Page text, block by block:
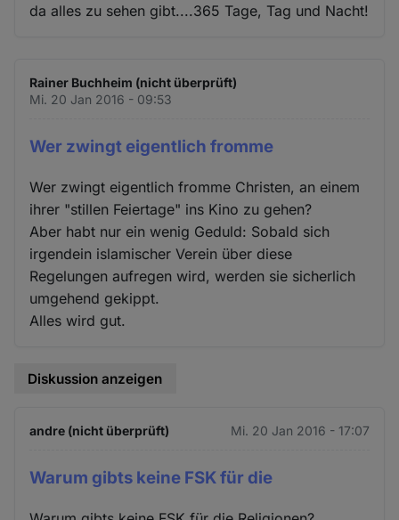
da alles zu sehen gibt....365 Tage, Tag und Nacht!
Rainer Buchheim (nicht überprüft)
Mi. 20 Jan 2016 - 09:53
Wer zwingt eigentlich fromme
Wer zwingt eigentlich fromme Christen, an einem
ihrer "stillen Feiertage" ins Kino zu gehen?
Aber habt nur ein wenig Geduld: Sobald sich
irgendein islamischer Verein über diese
Regelungen aufregen wird, werden sie sicherlich
umgehend gekippt.
Alles wird gut.
Diskussion anzeigen
andre (nicht überprüft) Mi. 20 Jan 2016 - 17:07
Warum gibts keine FSK für die